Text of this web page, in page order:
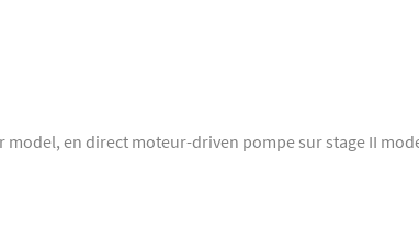
en direct moteur-driven pompe sur stage II